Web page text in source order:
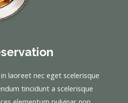
laoreet nec eget scelerisque
tincidunt a scelerisque